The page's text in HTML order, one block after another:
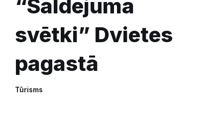
“Saldējuma
svētki” Dvietes
pagastā
Tūrisms